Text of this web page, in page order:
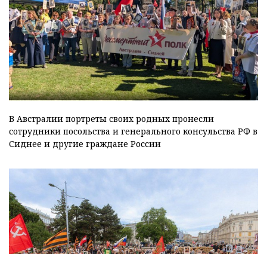
В Австралии портреты своих родных пронесли
сотрудники посольства и генерального консульства РФ в
Сиднее и другие граждане России